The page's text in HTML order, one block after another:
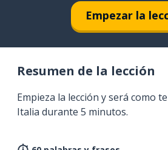
Empezar la
Resumen de la lección
Empieza la lección y será como
Italia durante 5 minutos.